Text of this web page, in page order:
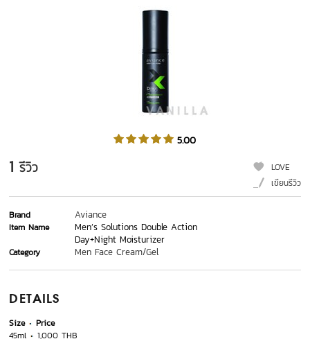
5.00
1 รีวิว
LOVE
เขียนรีวิว
Brand Aviance
Item Name
Men’s Solutions Double Action
Day+Night Moisturizer
Category Men Face Cream/Gel
DETAILS
Size
Price
45ml
1,000 THB